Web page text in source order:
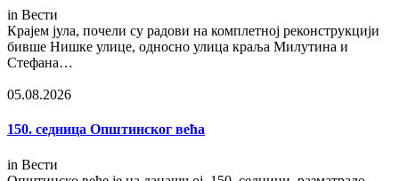
in Вести
Крајем јула, почели су радови на комплетној реконструкцији
бивше Нишке улице, односно улица краља Милутина и
Стефана…
05.08.2026
150. седница Општинског већа
in Вести